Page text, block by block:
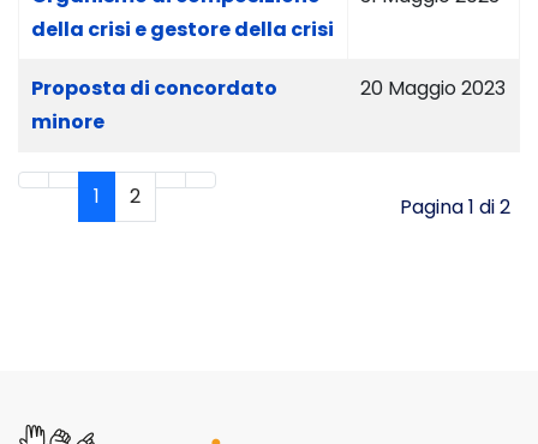
della crisi e gestore della crisi
Proposta di concordato
minore
20 Maggio 2023
Pagina 1 di 2
1 2